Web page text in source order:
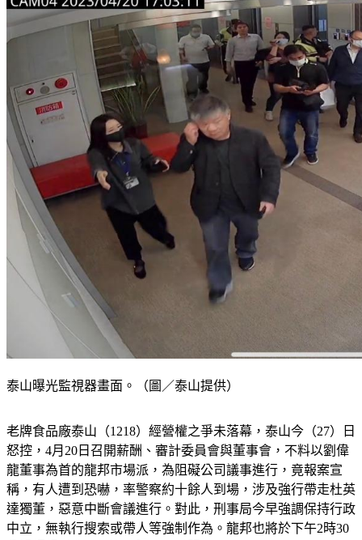
泰山曝光監視器畫面。（圖／泰山提供）
老牌食品廠泰山（1218）經營權之爭未落幕，泰山今（27）日
怒控，4月20日召開薪酬、審計委員會與董事會，不料以劉偉
龍董事為首的龍邦市場派，為阻礙公司議事進行，竟報案宣
稱，有人遭到恐嚇，率警察約十餘人到場，涉及強行帶走杜英
達獨董，惡意中斷會議進行。對此，刑事局今早強調保持行政
中立，無執行搜索或帶人等強制作為。龍邦也將於下午2時30